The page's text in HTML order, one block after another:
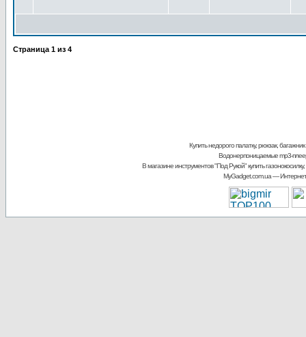
Страница 1 из 4
Купить недорого палатку, рюкзак, багажник
Водонерпоницаемые mp3-
В магазине инструментов "Под Рукой"купить
MyGadget.com.ua—